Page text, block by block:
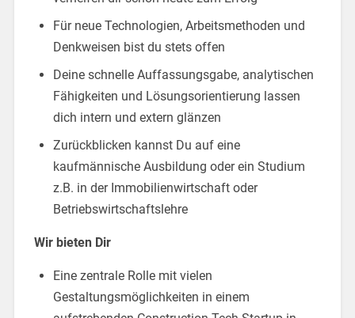
Für neue Technologien, Arbeitsmethoden und
Denkweisen bist du stets offen
Deine schnelle Auffassungsgabe, analytischen
Fähigkeiten und Lösungsorientierung lassen
dich intern und extern glänzen
Zurückblicken kannst Du auf eine
kaufmännische Ausbildung oder ein Studium
z.B. in der Immobilienwirtschaft oder
Betriebswirtschaftslehre
Wir bieten Dir
Eine zentrale Rolle mit vielen
Gestaltungsmöglichkeiten in einem